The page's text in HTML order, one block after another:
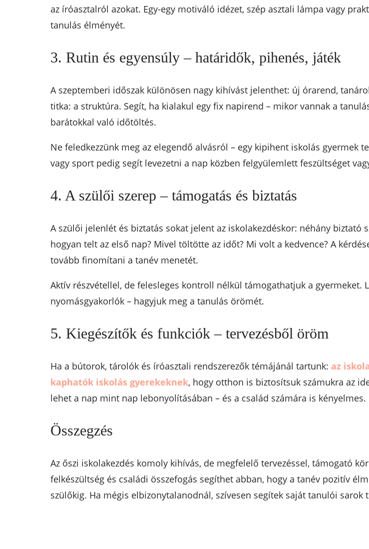
az íróasztalról azokat. Egy-egy motiváló idézet, szép asztali lámpa vagy
tanulás élményét.
3. Rutin és egyensúly – határidők, pihenés, játék
A szeptemberi időszak különösen nagy kihívást jelenthet: új órarend,
titka: a struktúra. Segít, ha kialakul egy fix napirend – mikor vannak a
barátokkal való időtöltés.
Ne feledkezzünk meg az elegendő alvásról – egy kipihent iskolás gyermek
vagy sport pedig segít levezetni a nap közben felgyülemlett feszültséget
4. A szülői szerep – támogatás és biztatás
A szülői jelenlét és biztatás sokat jelent az iskolakezdéskor: néhány
hogyan telt az első nap? Mivel töltötte az időt? Mi volt a kedvence? A
tovább finomítani a tanév menetét.
Aktív részvétellel, de felesleges kontroll nélkül támogathatjuk a gyermeket.
nyomásgyakorlók – hagyjuk meg a tanulás örömét.
5. Kiegészítők és funkciók – tervezésből öröm
Ha a bútorok, tárolók és íróasztali rendszerezők témájánál tartunk: az
kaphatók iskolás gyerekeknek, hogy otthon is biztosítsuk számukra az
lehet a nap mint nap lebonyolításában – és a család számára is kényelmes.
Összegzés
Az őszi iskolakezdés komoly kihívás, de megfelelő tervezéssel, támogató
felkészültség és családi összefogás segíthet abban, hogy a tanév pozitív
szülőkig. Ha mégis elbizonytalanodnál, szívesen segítek saját tanulói